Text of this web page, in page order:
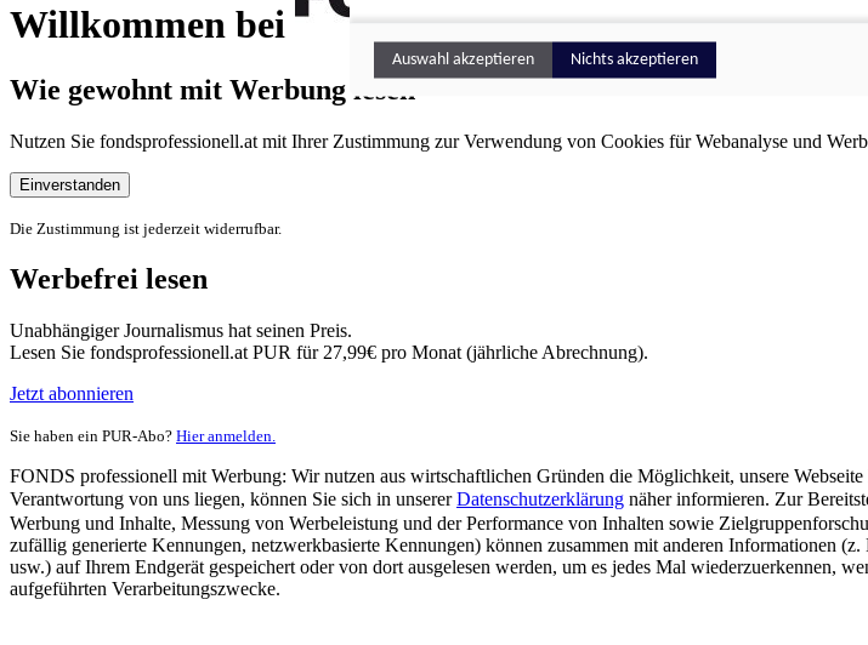
Willkommen bei
Wie gewohnt mit Werbung lesen
Nutzen Sie fondsprofessionell.at mit Ihrer Zustimmung zur Verwendung von Cookies für Webanalyse und
Einverstanden
Die Zustimmung ist jederzeit widerrufbar.
Werbefrei lesen
Unabhängiger Journalismus hat seinen Preis.
Lesen Sie fondsprofessionell.at PUR für 27,99€ pro Monat (jährliche Abrechnung).
Jetzt abonnieren
Sie haben ein PUR-Abo? Hier anmelden.
FONDS professionell mit Werbung: Wir nutzen aus wirtschaftlichen Gründen die Möglichkeit, unsere
Verantwortung von uns liegen, können Sie sich in unsererDatenschutzerklärung näher informieren. Zur
Werbung und Inhalte, Messung von Werbeleistung und der Performance von Inhalten sowie
zufällig generierte Kennungen, netzwerkbasierte Kennungen) können zusammen mit anderen Informationen
usw.) auf Ihrem Endgerät gespeichert oder von dort ausgelesen werden, um es jedes Mal wiederzuerkennen,
aufgeführten Verarbeitungszwecke.
Auswahl akzeptieren Nichts akzeptieren